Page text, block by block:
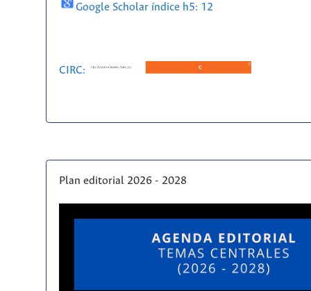
Google Scholar índice h5: 12
CIRC:
Plan editorial 2026 - 2028